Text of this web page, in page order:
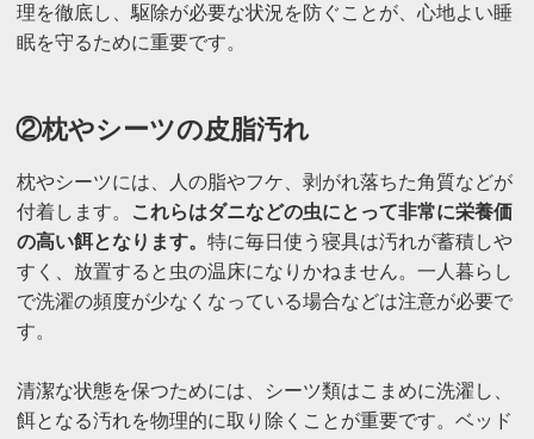
理を徹底し、駆除が必要な状況を防ぐことが、心地よい睡
眠を守るために重要です。
②枕やシーツの皮脂汚れ
枕やシーツには、人の脂やフケ、剥がれ落ちた角質などが
付着します。
これらはダニなどの虫にとって非常に栄養価
の高い餌となります。 特に毎日使う寝具は汚れが蓄積しや
すく、放置すると虫の温床になりかねません。一人暮らし
で洗濯の頻度が少なくなっている場合などは注意が必要で
す。
清潔な状態を保つためには、シーツ類はこまめに洗濯し、
餌となる汚れを物理的に取り除くことが重要です。ベッド